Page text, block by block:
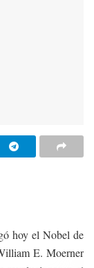
hoy el Nobel de
E. Moerner